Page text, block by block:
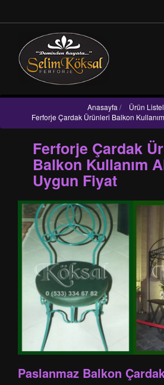
Anasayfa / Ürün
Ferforje Çardak Ürünleri Balkon
Ferforje Çardak
Balkon Kullanım
Uygun Fiyat
Paslanmaz Balkon